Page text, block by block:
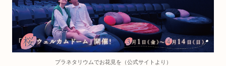
プラネタリウムでお花見を（公式サイトより）